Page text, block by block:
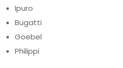
Ipuro
Bugatti
Goebel
Philippi